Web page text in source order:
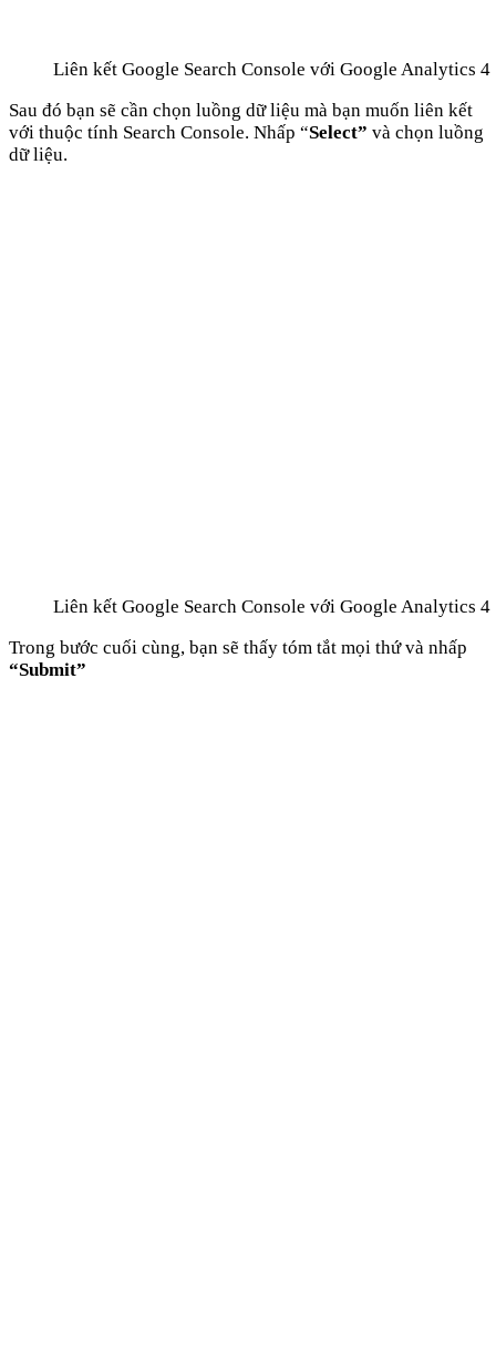
Liên kết Google Search Console với Google Analytics 4
Sau đó bạn sẽ cần chọn luồng dữ liệu mà bạn muốn liên kết
với thuộc tính Search Console. Nhấp “Select” và chọn luồng
dữ liệu.
Liên kết Google Search Console với Google Analytics 4
Trong bước cuối cùng, bạn sẽ thấy tóm tắt mọi thứ và nhấp
“Submit”